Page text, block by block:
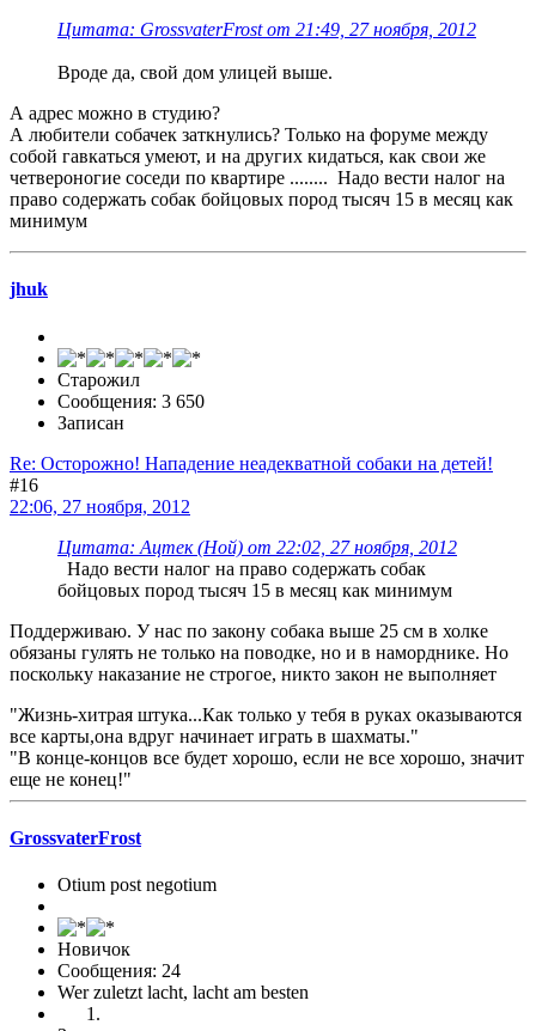
Цитата: GrossvaterFrost от 21:49, 27 ноября, 2012
Вроде да, свой дом улицей выше.
А адрес можно в студию?
А любители собачек заткнулись? Только на форуме между
собой гавкаться умеют, и на других кидаться, как свои же
четвероногие соседи по квартире ........ Надо вести налог на
право содержать собак бойцовых пород тысяч 15 в месяц как
минимум
jhuk
Старожил
Сообщения: 3 650
Записан
Re: Осторожно! Нападение неадекватной собаки на детей!
#16
22:06, 27 ноября, 2012
Цитата: Ацтек (Ной) от 22:02, 27 ноября, 2012
Надо вести налог на право содержать собак
бойцовых пород тысяч 15 в месяц как минимум
Поддерживаю. У нас по закону собака выше 25 см в холке
обязаны гулять не только на поводке, но и в наморднике. Но
поскольку наказание не строгое, никто закон не выполняет
"Жизнь-хитрая штука...Как только у тебя в руках оказываются
все карты,она вдруг начинает играть в шахматы."
"В конце-концов все будет хорошо, если не все хорошо, значит
еще не конец!"
GrossvaterFrost
Otium post negotium
Новичок
Сообщения: 24
Wer zuletzt lacht, lacht am besten